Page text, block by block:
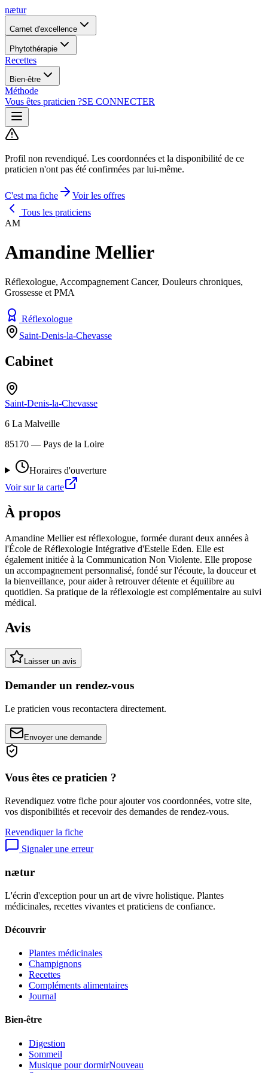
nætur
Carnet d'excellence
Phytothérapie
Recettes
Bien-être
Méthode
Vous êtes praticien ?SE CONNECTER
Profil non revendiqué. Les coordonnées et la disponibilité de ce
praticien n'ont pas été confirmées par lui-même.
C'est ma fiche
Voir les offres
Tous les praticiens
AM
Amandine Mellier
Réflexologue, Accompagnement Cancer, Douleurs chroniques,
Grossesse et PMA
Réflexologue
Saint-Denis-la-Chevasse
Cabinet
Saint-Denis-la-Chevasse
6 La Malveille
85170 — Pays de la Loire
Horaires d'ouverture
Voir sur la carte
À propos
Amandine Mellier est réflexologue, formée durant deux années à
l'École de Réflexologie Intégrative d'Estelle Eden. Elle est
également initiée à la Communication Non Violente. Elle propose
un accompagnement personnalisé, fondé sur l'écoute, la douceur et
la bienveillance, pour aider à retrouver détente et équilibre au
quotidien. Sa pratique de la réflexologie est complémentaire au suivi
médical.
Avis
Laisser un avis
Demander un rendez-vous
Le praticien vous recontactera directement.
Envoyer une demande
Vous êtes ce praticien ?
Revendiquez votre fiche pour ajouter vos coordonnées, votre site,
vos disponibilités et recevoir des demandes de rendez-vous.
Revendiquer la fiche
Signaler une erreur
nætur
L'écrin d'exception pour un art de vivre holistique. Plantes
médicinales, recettes vivantes et praticiens de confiance.
Découvrir
Plantes médicinales
Champignons
Recettes
Compléments alimentaires
Journal
Bien-être
Digestion
Sommeil
Musique pour dormirNouveau